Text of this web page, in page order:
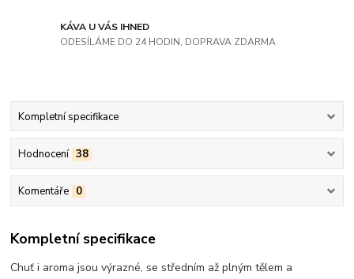
KÁVA U VÁS IHNED
ODESÍLÁME DO 24 HODIN, DOPRAVA ZDARMA
Kompletní specifikace
Hodnocení 38
Komentáře 0
Kompletní specifikace
Chuť i aroma jsou výrazné, se středním až plným tělem a